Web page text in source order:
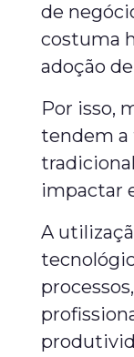
de
costuma
adoção
Por isso,
tendem a
impactar
A